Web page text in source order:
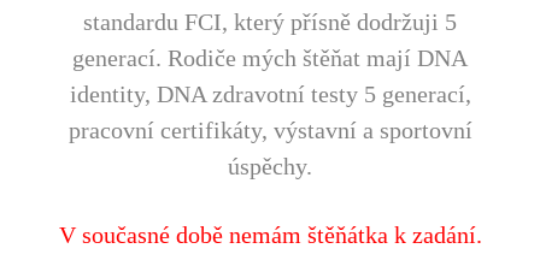
standardu FCI, který přísně dodržuji 5
generací. Rodiče mých štěňat mají DNA
identity, DNA zdravotní testy 5 generací,
pracovní certifikáty, výstavní a sportovní
úspěchy.
V současné době nemám štěňátka k zadání.